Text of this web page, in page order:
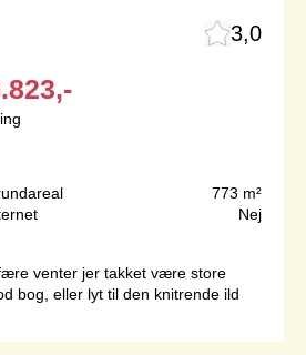
3,0
773 m²
Nej
venter jer takket være store
bog, eller lyt til den knitrende ild